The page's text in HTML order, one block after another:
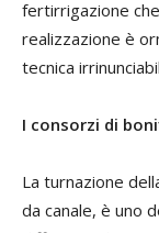
fertirrigazione
realizzazione è
tecnica
I consorzi di
La turnazione
da canale, è uno